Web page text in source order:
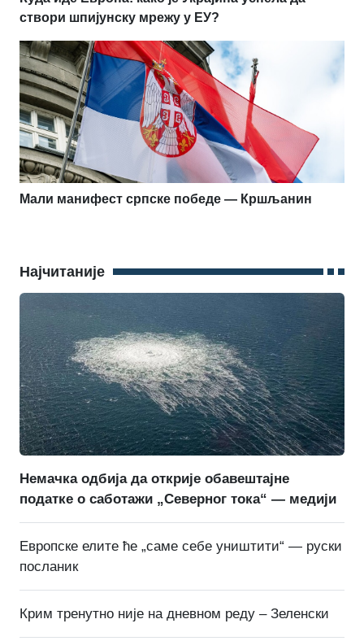
створи шпијунску мрежу у ЕУ?
Мали манифест српске победе — Кршљанин
Најчитаније
Немачка одбија да открије обавештајне
податке о саботажи „Северног тока“ — медији
Европске елите ће „саме себе уништити“ — руски
посланик
Крим тренутно није на дневном реду – Зеленски